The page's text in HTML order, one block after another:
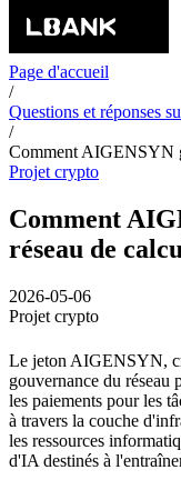
Page d'accueil
/
Questions et réponses
/
Comment AIGENSYN
Projet crypto
Comment
réseau de
2026-05-06
Projet crypto
Le jeton AIGENSYN,
gouvernance du réseau
les paiements pour les
à travers la couche
les ressources
d'IA destinés à